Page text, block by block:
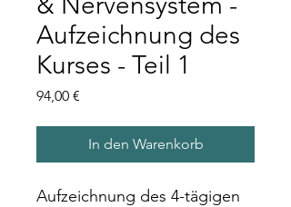
Aufzeichnung des
Kurses - Teil 1
94,00 €
In den Warenkorb
Aufzeichnung des 4-tägigen